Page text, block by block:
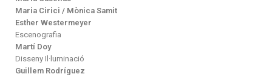
Maria Cirici / Mònica Samit
Esther Westermeyer
Escenografia
Martí Doy
Disseny Il·luminació
Guillem Rodríguez